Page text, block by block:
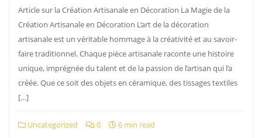
Article sur la Création Artisanale en Décoration La Magie de la
Création Artisanale en Décoration L’art de la décoration
artisanale est un véritable hommage à la créativité et au savoir-
faire traditionnel. Chaque pièce artisanale raconte une histoire
unique, imprégnée du talent et de la passion de l’artisan qui l’a
créée. Que ce soit des objets en céramique, des tissages textiles
[…]
Uncategorized 0 6 min read